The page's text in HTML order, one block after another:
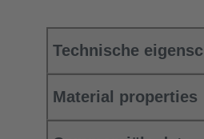
Technische
Material properties